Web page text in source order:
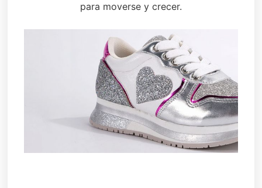
para moverse y crecer.